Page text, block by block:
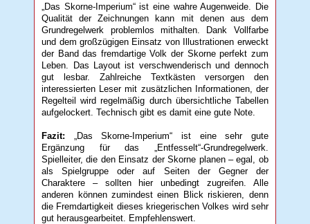
„Das Skorne-Imperium“ ist eine wahre Augenweide. Die
Qualität der Zeichnungen kann mit denen aus dem
Grundregelwerk problemlos mithalten. Dank Vollfarbe
und dem großzügigen Einsatz von Illustrationen erweckt
der Band das fremdartige Volk der Skorne perfekt zum
Leben. Das Layout ist verschwenderisch und dennoch
gut lesbar. Zahlreiche Textkästen versorgen den
interessierten Leser mit zusätzlichen Informationen, der
Regelteil wird regelmäßig durch übersichtliche Tabellen
aufgelockert. Technisch gibt es damit eine gute Note.
Fazit:
„Das Skorne-Imperium“ ist eine sehr gute
Ergänzung für das „Entfesselt“-Grundregelwerk.
Spielleiter, die den Einsatz der Skorne planen – egal, ob
als Spielgruppe oder auf Seiten der Gegner der
Charaktere – sollten hier unbedingt zugreifen. Alle
anderen können zumindest einen Blick riskieren, denn
die Fremdartigkeit dieses kriegerischen Volkes wird sehr
gut herausgearbeitet. Empfehlenswert.